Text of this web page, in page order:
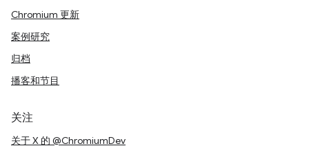
Chromium 更新
案例研究
归档
播客和节目
关注
关于 X 的 @ChromiumDev